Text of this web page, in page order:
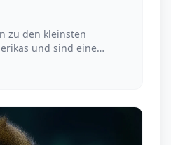
zu den kleinsten
und sind eine